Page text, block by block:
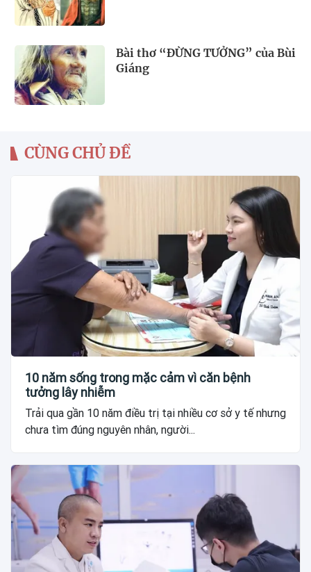
Bài thơ “ĐỪNG TƯỞNG” của Bùi
Giáng
CÙNG CHỦ ĐỀ
10 năm sống trong mặc cảm vì căn bệnh
tưởng lây nhiễm
Trải qua gần 10 năm điều trị tại nhiều cơ sở y tế nhưng
chưa tìm đúng nguyên nhân, người...